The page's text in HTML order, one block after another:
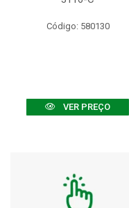
Código: 580130
VER PREÇO